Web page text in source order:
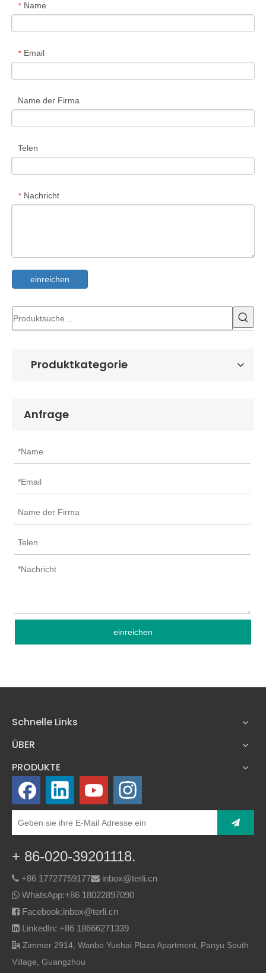
* Name
* Email
Name der Firma
Telen
* Nachricht
einreichen
Produktkategorie
Anfrage
einreichen
Schnelle Links
ÜBER
PRODUKTE
+ 86-020-39201118.
 +86 17727759177 inbox@terli.cn
 WhatsApp:+86 18022897090
 Facebook:inbox@terli.cn
 LinkedIn: +86 18666271339
 Zimmer 2914, Wanbo Yuehai Plaza Apartment, Panyu South
Village, Guangzhou